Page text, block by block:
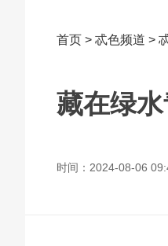
首页 > 忒色频道 >
藏在绿
时间：2024-08-06